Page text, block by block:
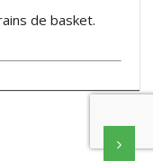
de basket.